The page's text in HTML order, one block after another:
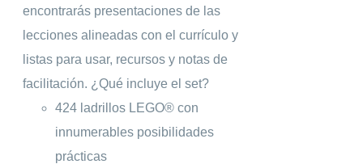
encontrarás presentaciones de las
lecciones alineadas con el currículo y
listas para usar, recursos y notas de
facilitación. ¿Qué incluye el set?
424 ladrillos LEGO® con
innumerables posibilidades
prácticas